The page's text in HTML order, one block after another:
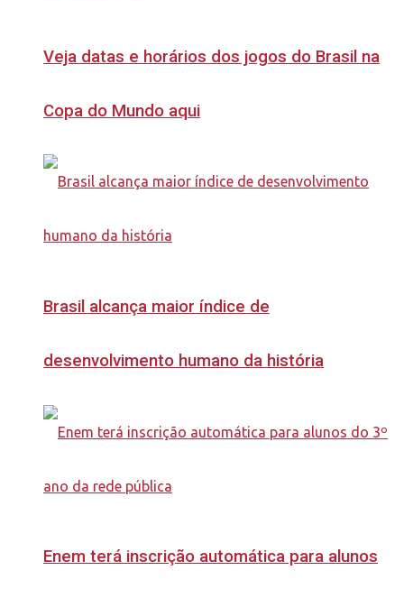
Veja datas e horários dos jogos do Brasil na
Copa do Mundo aqui
Brasil alcança maior índice de
desenvolvimento humano da história
Enem terá inscrição automática para alunos